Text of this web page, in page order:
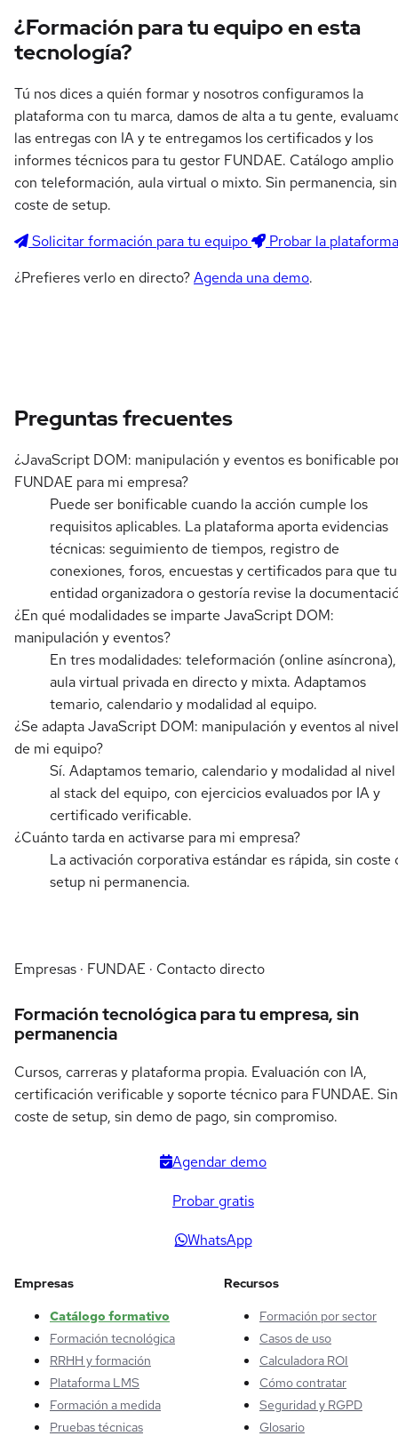
¿Formación para tu equipo en esta
tecnología?
Tú nos dices a quién formar y nosotros configuramos la
plataforma con tu marca, damos de alta a tu gente,
las entregas con IA y te entregamos los certificados y los
informes técnicos para tu gestor FUNDAE. Catálogo amplio
con teleformación, aula virtual o mixto. Sin permanencia, sin
coste de setup.
Solicitar formación para tu equipo
Probar la plataforma
¿Prefieres verlo en directo?Agenda una demo.
Preguntas frecuentes
¿JavaScript DOM: manipulación y eventos es bonificable
FUNDAE para mi empresa?
Puede ser bonificable cuando la acción cumple los
requisitos aplicables. La plataforma aporta evidencias
técnicas: seguimiento de tiempos, registro de
conexiones, foros, encuestas y certificados para que tu
entidad organizadora o gestoría revise la
¿En qué modalidades se imparte JavaScript DOM:
manipulación y eventos?
En tres modalidades: teleformación (online asíncrona),
aula virtual privada en directo y mixta. Adaptamos
temario, calendario y modalidad al equipo.
¿Se adapta JavaScript DOM: manipulación y eventos al nivel
de mi equipo?
Sí. Adaptamos temario, calendario y modalidad al
al stack del equipo, con ejercicios evaluados por IA y
certificado verificable.
¿Cuánto tarda en activarse para mi empresa?
La activación corporativa estándar es rápida, sin coste
setup ni permanencia.
Empresas · FUNDAE · Contacto directo
Formación tecnológica para tu empresa, sin
permanencia
Cursos, carreras y plataforma propia. Evaluación con IA,
certificación verificable y soporte técnico para FUNDAE. Sin
coste de setup, sin demo de pago, sin compromiso.
Agendar demo
Probar gratis
WhatsApp
Empresas
Catálogo formativo
Formación tecnológica
RRHH y formación
Plataforma LMS
Formación a medida
Pruebas técnicas
Recursos
Formación por sector
Casos de uso
Calculadora ROI
Cómo contratar
Seguridad y RGPD
Glosario